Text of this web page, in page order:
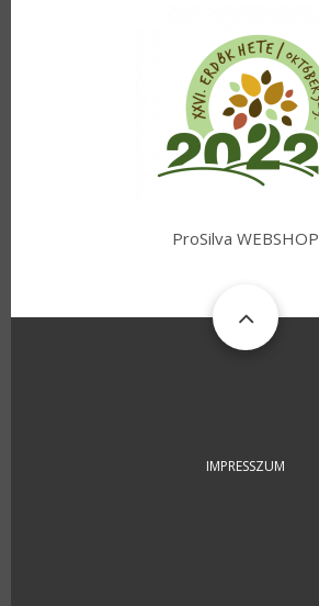
ProSilva WEBSHOP
IMPRESSZUM